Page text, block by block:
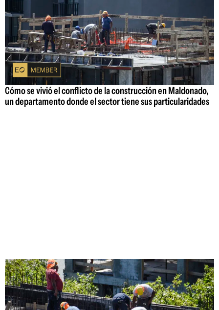
Cómo se vivió el conflicto de la construcción en Maldonado,
un departamento donde el sector tiene sus particularidades